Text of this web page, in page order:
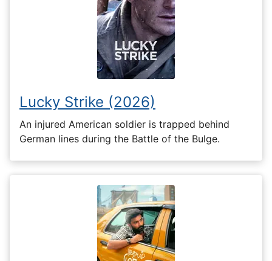
Lucky Strike (2026)
An injured American soldier is trapped behind
German lines during the Battle of the Bulge.